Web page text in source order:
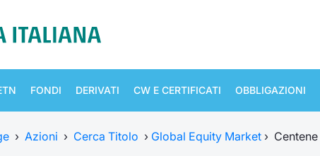
FONDI DERIVATI CW E CERTIFICATI OBBLIGAZIONI
› Azioni › Cerca Titolo › Global Equity Market › Centene